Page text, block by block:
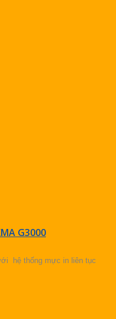
G3000
hệ thống mực in liên tục